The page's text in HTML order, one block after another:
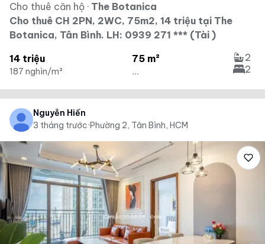
Cho thuê căn hộ · The Botanica
Cho thuê CH 2PN, 2WC, 75m2, 14 triệu tại The
Botanica, Tân Bình. LH: 0939 271 *** (Tài )
14 triệu
187 nghìn/m²
75 m²
...
2
2
Nguyễn Hiển
3 tháng trước·Phường 2, Tân Bình, HCM